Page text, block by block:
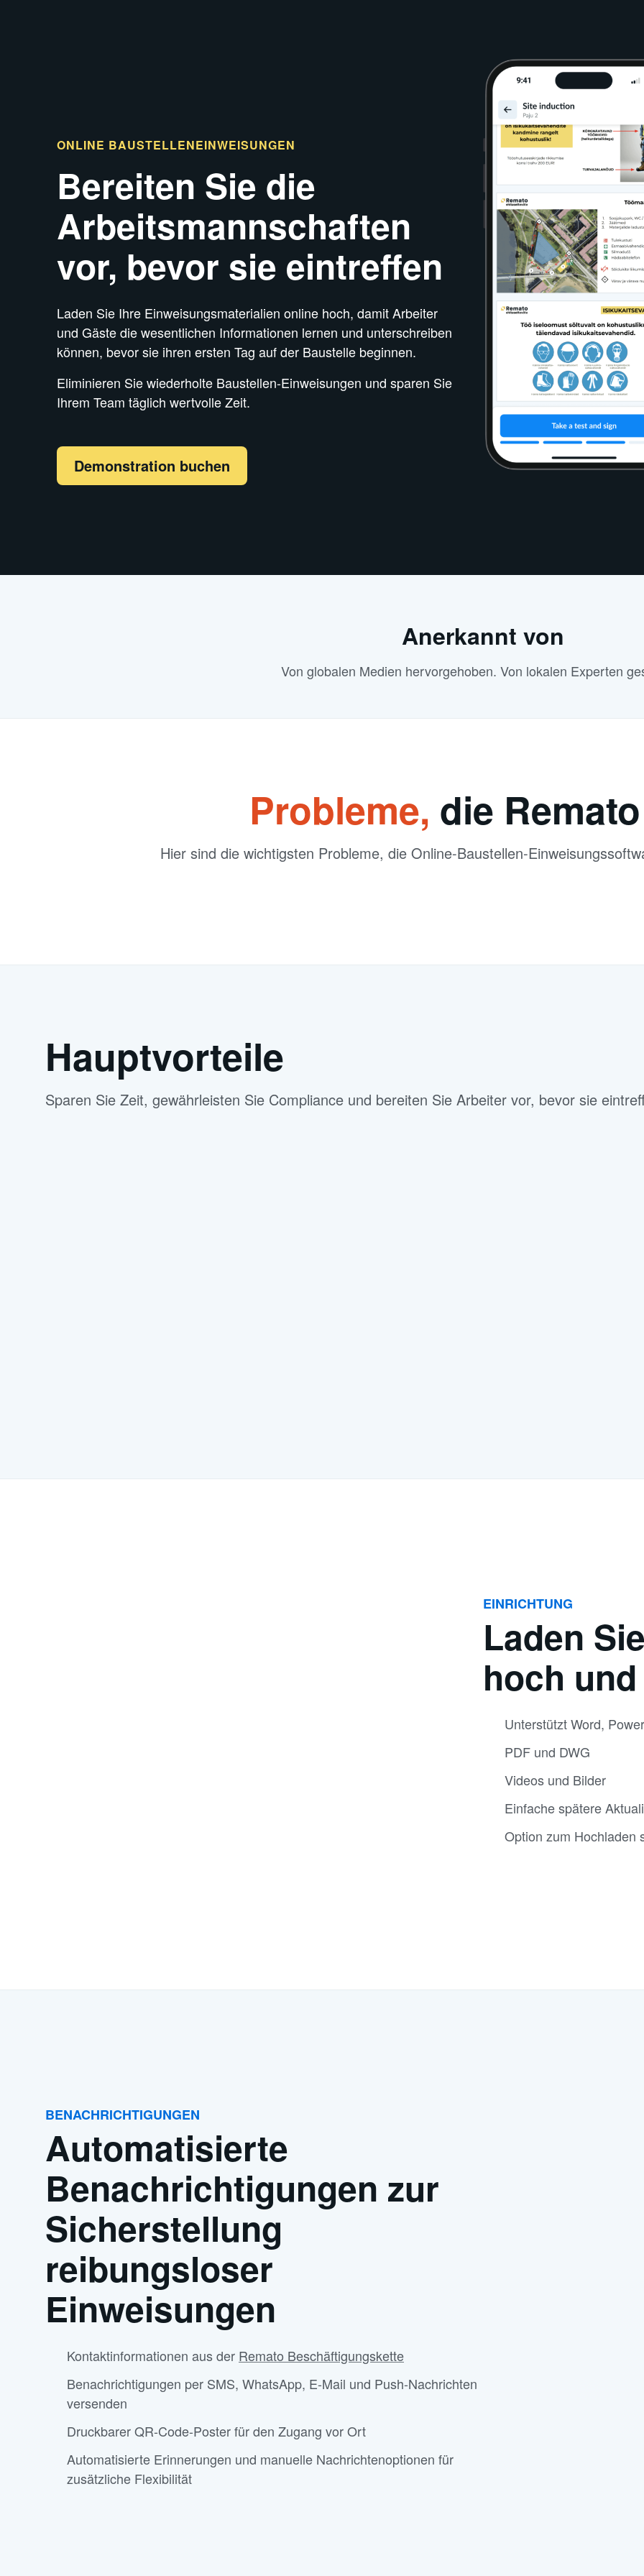
ONLINE BAUSTELLENEINWEISUNGEN
Bereiten Sie die
Arbeitsmannschaften
vor, bevor sie eintreffen
Laden Sie Ihre Einweisungsmaterialien online hoch, damit Arbeiter
und Gäste die wesentlichen Informationen lernen und unterschreiben
können, bevor sie ihren ersten Tag auf der Baustelle beginnen.
Eliminieren Sie wiederholte Baustellen-Einweisungen und sparen Sie
Ihrem Team täglich wertvolle Zeit.
Demonstration buchen
Anerkannt von
Von globalen Medien hervorgehoben. Von lokalen Experten
Probleme, die
Hier sind die wichtigsten Probleme, die Online-Baustellen-
Hauptvorteile
Sparen Sie Zeit, gewährleisten Sie Compliance und bereiten Sie Arbeiter vor, bevor sie
EINRICHTUNG
Laden
hoch
Unterstützt Word,
PDF und DWG
Videos und Bilder
Einfache spätere
Option zum Hochladen
BENACHRICHTIGUNGEN
Automatisierte
Benachrichtigungen zur
Sicherstellung
reibungsloser
Einweisungen
Kontaktinformationen aus der Remato Beschäftigungskette
Benachrichtigungen per SMS, WhatsApp, E-Mail und Push-Nachrichten
versenden
Druckbarer QR-Code-Poster für den Zugang vor Ort
Automatisierte Erinnerungen und manuelle Nachrichtenoptionen für
zusätzliche Flexibilität